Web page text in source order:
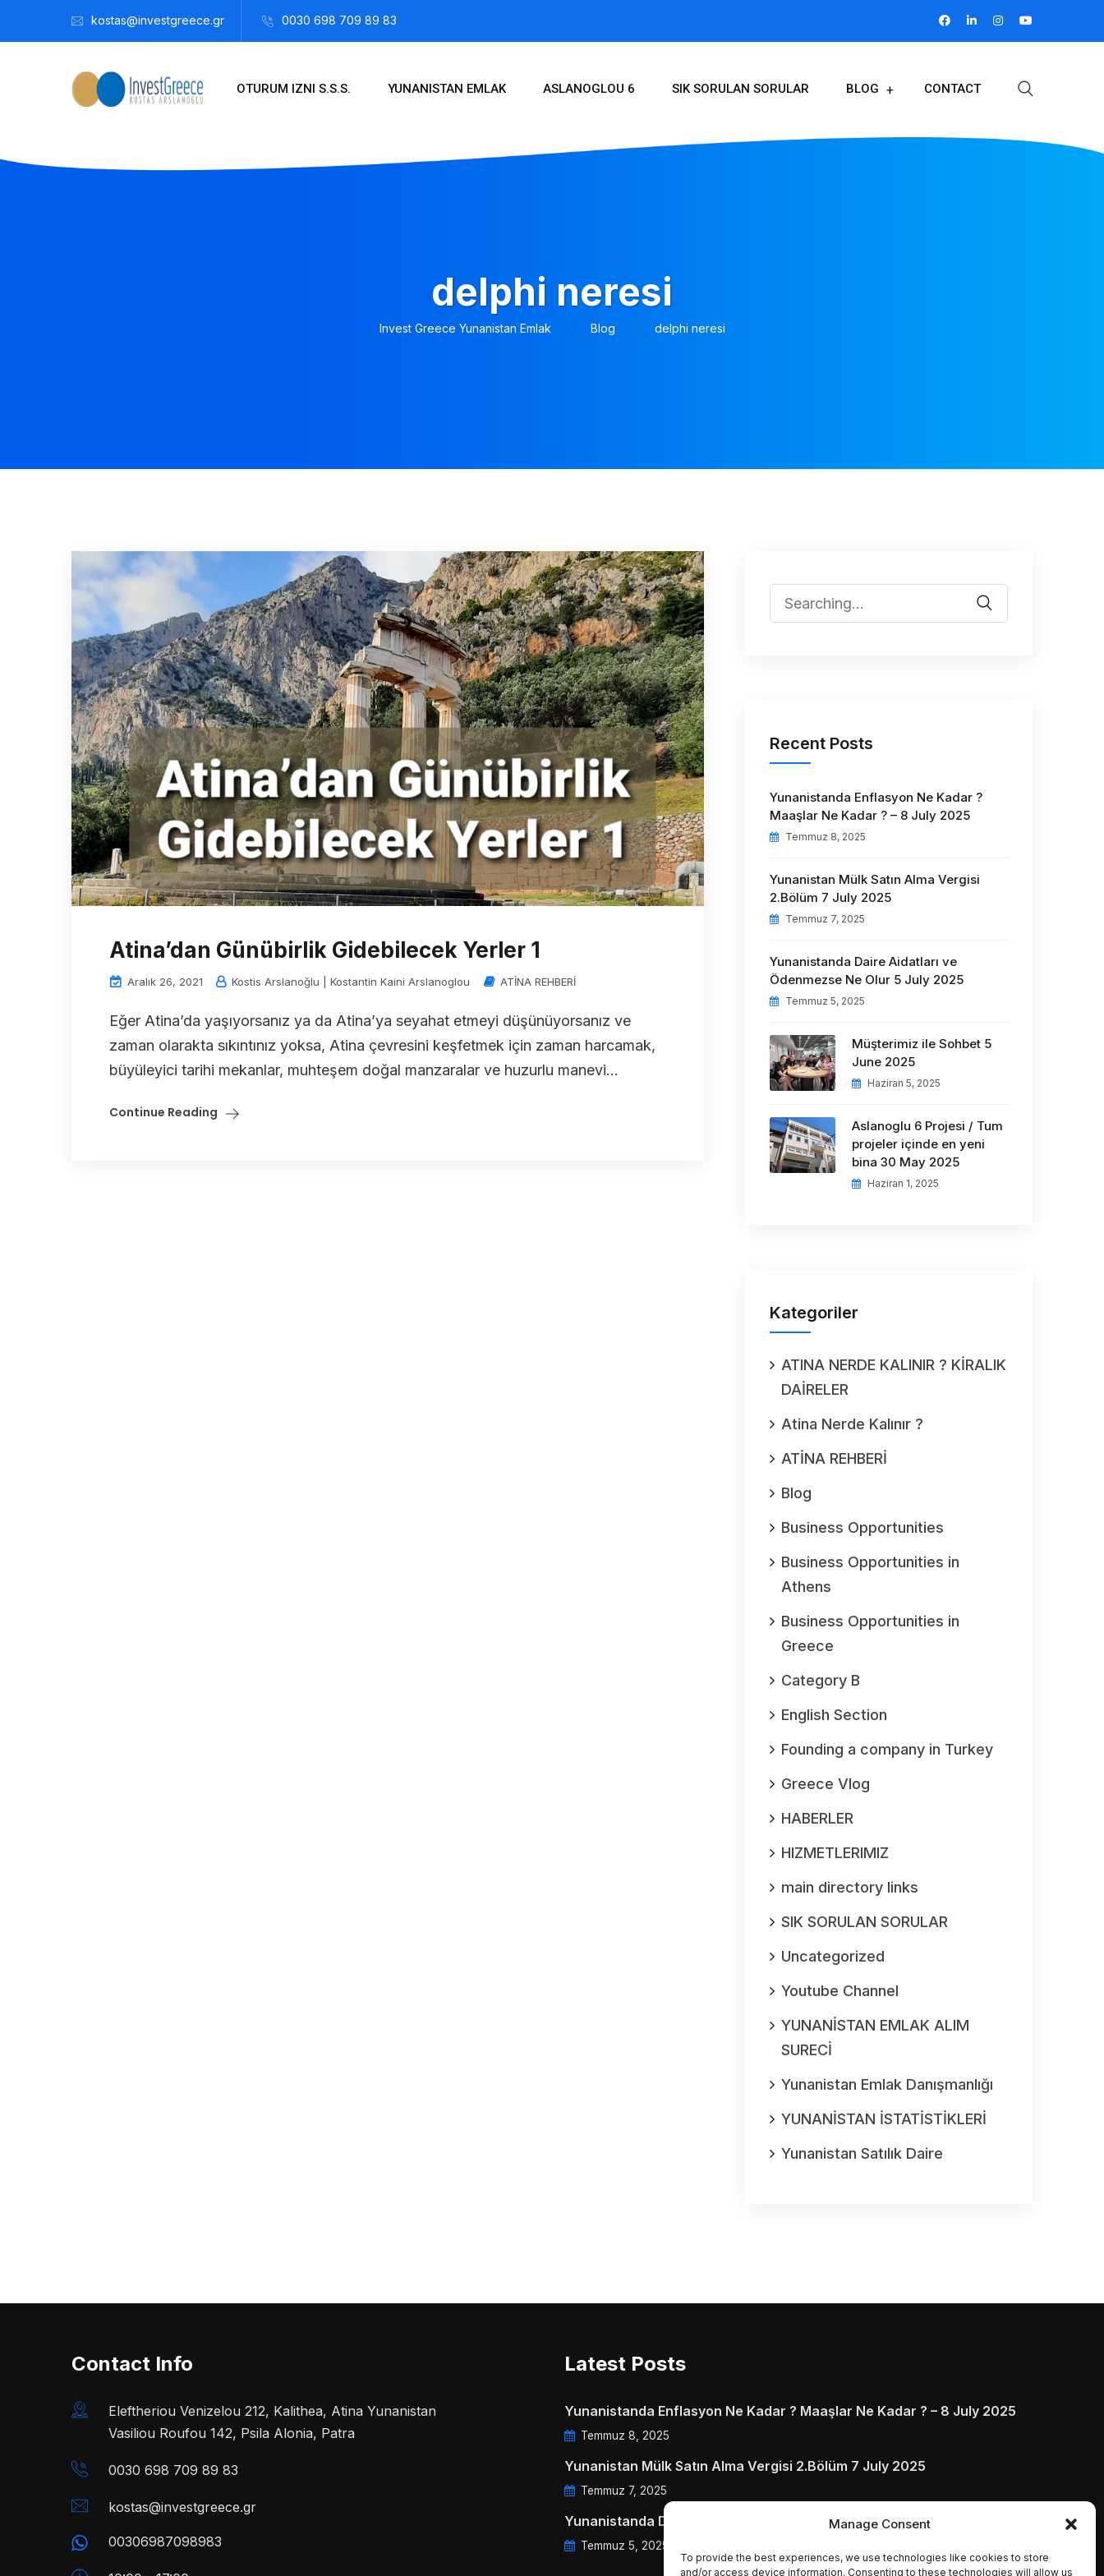
Manage Consent
To provide the best experiences, we use technologies like cookies to store
and/or access device information. Consenting to these technologies will allow us
kostas@investgreece.gr 0030 698 709 89 83
OTURUM IZNI S.S.S. YUNANISTAN EMLAK ASLANOGLOU 6 SIK SORULAN SORULAR BLOG CONTACT
delphi neresi
Invest Greece Yunanistan Emlak Blog delphi neresi
Atina’dan Günübirlik Gidebilecek Yerler 1
Aralık 26, 2021 Kostis Arslanoğlu | Kostantin Kaini Arslanoglou ATİNA REHBERİ
Eğer Atina’da yaşıyorsanız ya da Atina’ya seyahat etmeyi düşünüyorsanız ve
zaman olarakta sıkıntınız yoksa, Atina çevresini keşfetmek için zaman harcamak,
büyüleyici tarihi mekanlar, muhteşem doğal manzaralar ve huzurlu manevi...
Continue Reading
Recent Posts
Yunanistanda Enflasyon Ne Kadar ?
Maaşlar Ne Kadar ? – 8 July 2025
Temmuz 8, 2025
Yunanistan Mülk Satın Alma Vergisi
2.Bölüm 7 July 2025
Temmuz 7, 2025
Yunanistanda Daire Aidatları ve
Ödenmezse Ne Olur 5 July 2025
Temmuz 5, 2025
Müşterimiz ile Sohbet 5
June 2025
Haziran 5, 2025
Aslanoglu 6 Projesi / Tum
projeler içinde en yeni
bina 30 May 2025
Haziran 1, 2025
Kategoriler
ATINA NERDE KALINIR ? KİRALIK
DAİRELER
Atina Nerde Kalınır ?
ATİNA REHBERİ
Blog
Business Opportunities
Business Opportunities in
Athens
Business Opportunities in
Greece
Category B
English Section
Founding a company in Turkey
Greece Vlog
HABERLER
HIZMETLERIMIZ
main directory links
SIK SORULAN SORULAR
Uncategorized
Youtube Channel
YUNANİSTAN EMLAK ALIM
SURECİ
Yunanistan Emlak Danışmanlığı
YUNANİSTAN İSTATİSTİKLERİ
Yunanistan Satılık Daire
Contact Info
Eleftheriou Venizelou 212, Kalithea, Atina Yunanistan
Vasiliou Roufou 142, Psila Alonia, Patra
0030 698 709 89 83
kostas@investgreece.gr
00306987098983
Latest Posts
Yunanistanda Enflasyon Ne Kadar ? Maaşlar Ne Kadar ? – 8 July 2025
Temmuz 8, 2025
Yunanistan Mülk Satın Alma Vergisi 2.Bölüm 7 July 2025
Temmuz 7, 2025
Yunanistanda Daire Aidatları ve Ödenmezse Ne Olur 5 July 2025
Temmuz 5, 2025